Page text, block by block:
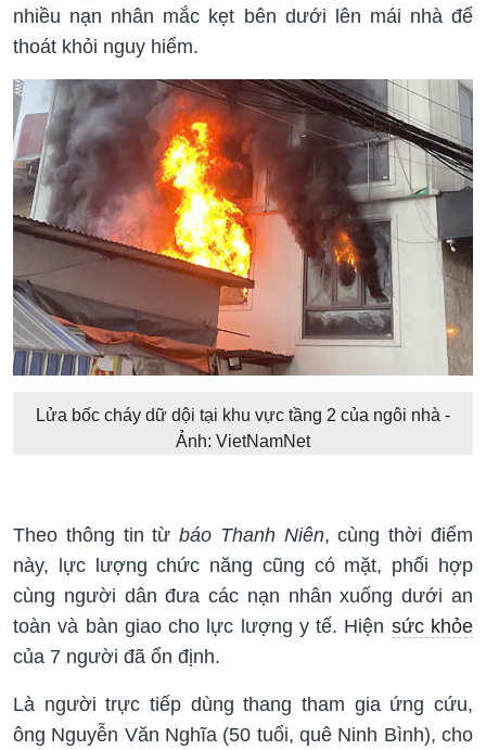
nhiều nạn nhân mắc kẹt bên dưới lên mái nhà để
thoát khỏi nguy hiểm.
Lửa bốc cháy dữ dội tại khu vực tầng 2 của ngôi nhà -
Ảnh: VietNamNet
Theo thông tin từbáo Thanh Niên, cùng thời điểm
này, lực lượng chức năng cũng có mặt, phối hợp
cùng người dân đưa các nạn nhân xuống dưới an
toàn và bàn giao cho lực lượng y tế. Hiện sức khỏe
của 7 người đã ổn định.
Là người trực tiếp dùng thang tham gia ứng cứu,
ông Nguyễn Văn Nghĩa (50 tuổi, quê Ninh Bình), cho